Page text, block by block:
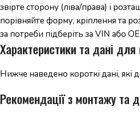
звірте сторону (ліва/права) і
порівняйте форму, кріплення та
за потреби підберіть за VIN або
Характеристики та дані для
Нижче наведено короткі дані, які
Рекомендації з монтажу та